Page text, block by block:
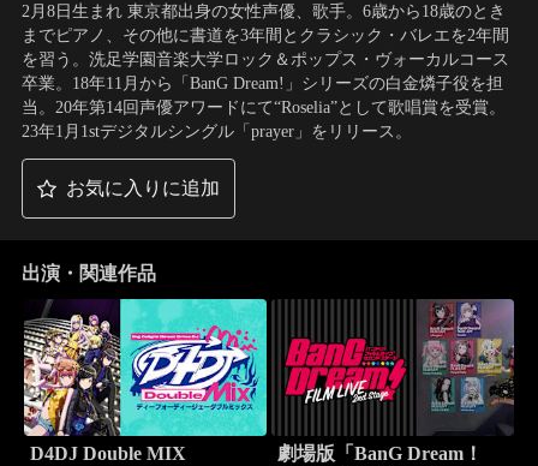
2月8日生まれ 東京都出身の女性声優、歌手。6歳から18歳のとき
までピアノ、その他に書道を3年間とクラシック・バレエを2年間
を習う。洗足学園音楽大学ロック＆ポップス・ヴォーカルコース
卒業。18年11月から「BanG Dream!」シリーズの白金燐子役を担
当。20年第14回声優アワードにて“Roselia”として歌唱賞を受賞。
23年1月1stデジタルシングル「prayer」をリリース。
お気に入りに追加
出演・関連作品
D4DJ Double MIX
劇場版「BanG Dream！